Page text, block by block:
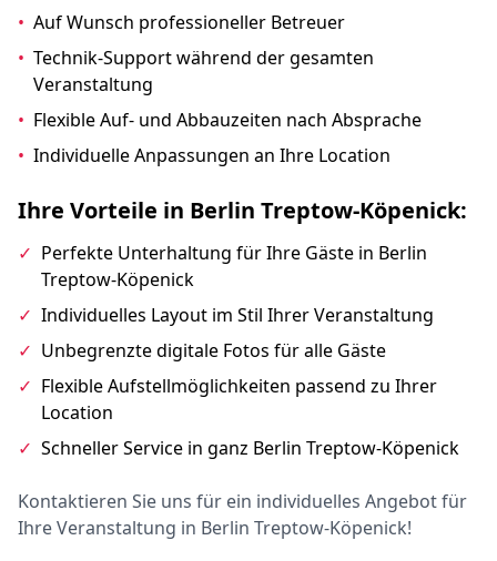
• Auf Wunsch professioneller Betreuer
• Technik-Support während der gesamten
Veranstaltung
• Flexible Auf- und Abbauzeiten nach Absprache
• Individuelle Anpassungen an Ihre Location
Ihre Vorteile in Berlin Treptow-Köpenick:
✓ Perfekte Unterhaltung für Ihre Gäste in Berlin
Treptow-Köpenick
✓ Individuelles Layout im Stil Ihrer Veranstaltung
✓ Unbegrenzte digitale Fotos für alle Gäste
✓ Flexible Aufstellmöglichkeiten passend zu Ihrer
Location
✓ Schneller Service in ganz Berlin Treptow-Köpenick
Kontaktieren Sie uns für ein individuelles Angebot für
Ihre Veranstaltung in Berlin Treptow-Köpenick!